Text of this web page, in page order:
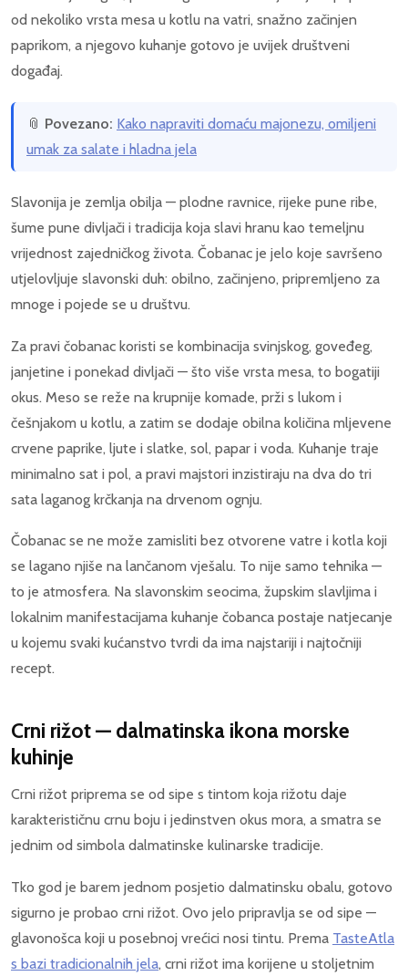
od nekoliko vrsta mesa u kotlu na vatri, snažno začinjen
paprikom, a njegovo kuhanje gotovo je uvijek društveni
događaj.
📎 Povezano: Kako napraviti domaću majonezu, omiljeni
umak za salate i hladna jela
Slavonija je zemlja obilja — plodne ravnice, rijeke pune ribe,
šume pune divljači i tradicija koja slavi hranu kao temeljnu
vrijednost zajedničkog života. Čobanac je jelo koje savršeno
utjelovljuje slavonski duh: obilno, začinjeno, pripremljeno za
mnoge i pojede se u društvu.
Za pravi čobanac koristi se kombinacija svinjskog, goveđeg,
janjetine i ponekad divljači — što više vrsta mesa, to bogatiji
okus. Meso se reže na krupnije komade, prži s lukom i
češnjakom u kotlu, a zatim se dodaje obilna količina mljevene
crvene paprike, ljute i slatke, sol, papar i voda. Kuhanje traje
minimalno sat i pol, a pravi majstori inzistiraju na dva do tri
sata laganog krčkanja na drvenom ognju.
Čobanac se ne može zamisliti bez otvorene vatre i kotla koji
se lagano njiše na lančanom vješalu. To nije samo tehnika —
to je atmosfera. Na slavonskim seocima, župskim slavljima i
lokalnim manifestacijama kuhanje čobanca postaje natjecanje
u kojemu svaki kućanstvo tvrdi da ima najstariji i najtočniji
recept.
Crni rižot — dalmatinska ikona morske
kuhinje
Crni rižot priprema se od sipe s tintom koja rižotu daje
karakterističnu crnu boju i jedinstven okus mora, a smatra se
jednim od simbola dalmatinske kulinarske tradicije.
Tko god je barem jednom posjetio dalmatinsku obalu, gotovo
sigurno je probao crni rižot. Ovo jelo pripravlja se od sipe —
glavonošca koji u posebnoj vrećici nosi tintu. Prema TasteAtla
s bazi tradicionalnih jela, crni rižot ima korijene u stoljetnim